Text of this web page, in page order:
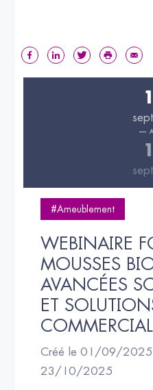
#Ameublement
WEBINAIRE
MOUSSES
AVANCÉES
ET
Créé le 01/09/2025
23/10/2025